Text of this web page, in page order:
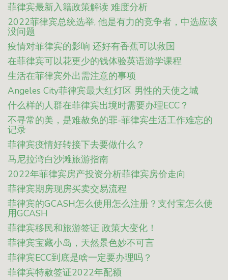
菲律宾最新入籍政策解读 难度分析
2022菲律宾总统选举, 他是有力的竞争者，中选应该
没问题
疫情对菲律宾的影响 还好有香蕉可以救国
在菲律宾可以花更少的钱体验英语游学课程
生活在菲律宾外出需注意的事项
Angeles City菲律宾最大红灯区 男性的天使之城
什么样的人群在菲律宾出境时需要办理ECC？
不寻常的美，是难赦免的罪-菲律宾生活工作难忘的
记录
菲律宾疫情好转接下去要做什么？
马尼拉湾白沙滩旅游指南
2022年菲律宾房产投资分析菲律宾房价走向
菲律宾期房现房买卖交易流程
菲律宾的GCASH怎么使用怎么注册？支付宝怎么使
用GCASH
菲律宾移民和旅游签证 政策大变化！
菲律宾宝藏小岛，天然景色妙不可言
菲律宾ECC到底是啥一定要办理吗？
菲律宾特赦签证2022年配额